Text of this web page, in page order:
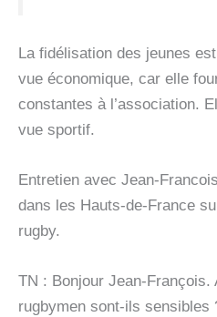
La fidélisation des jeunes
vue économique, car elle
constantes à l’association.
vue sportif.
Entretien avec Jean-
dans les Hauts-de-France
rugby.
TN : Bonjour Jean-François.
rugbymen sont-ils sensibles